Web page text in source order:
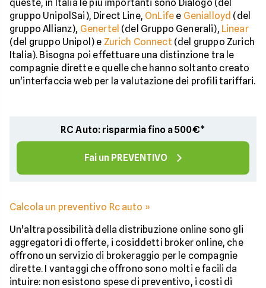
queste, in Italia le più importanti sono Dialogo (del
gruppo UnipolSai), Direct Line, OnLife e Genialloyd (del
gruppo Allianz), Genertel (del Gruppo Generali), Linear
(del gruppo Unipol) e Zurich Connect (del gruppo Zurich
Italia). Bisogna poi effettuare una distinzione tra le
compagnie dirette e quelle che hanno soltanto creato
un'interfaccia web per la valutazione dei profili tariffari.
RC Auto: risparmia fino a 500€*
Fai un PREVENTIVO
Calcola un preventivo Rc auto »
Un'altra possibilità della distribuzione online sono gli
aggregatori di offerte, i cosiddetti broker online, che
offrono un servizio di brokeraggio per le compagnie
dirette. I vantaggi che offrono sono molti e facili da
intuire: non esistono spese di preventivo, i costi di